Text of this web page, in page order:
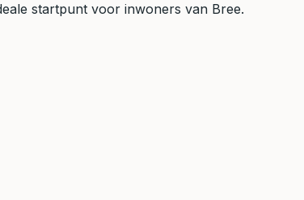
startpunt voor inwoners van Bree.